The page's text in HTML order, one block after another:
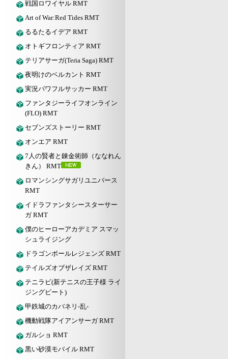
戦国ロワイヤル RMT
Art of War:Red Tides RMT
るるたるイデア RMT
オトギフロンティア RMT
テリアサーガ(Teria Saga) RMT
夜明けのベルカント RMT
実況パワフルサッカー RMT
ファンタジーライフオンライン
(FLO) RMT
セブンズストーリー RMT
オンエア RMT
7人の賢者と錬金術師（ななれん
きん） RMT
ロマンシングサガリユニバース
RMT
イドラファンタシースターサー
ガ RMT
僕のヒーローアカデミア スマッ
シュライジング
ドラゴンボールレジェンズ RMT
テイルズオブザレイズ RMT
テニラビ(新テニスの王子様 ライ
ジングビート)
甲鉄城のカバネリ-乱-
機動戦隊アイアンサーガ RMT
ガルショ RMT
黒い砂漠モバイル RMT